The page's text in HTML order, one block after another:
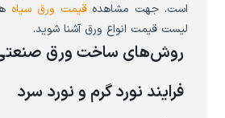
است. جهت مشاهدهقیمت ورق سیاه
لیست قیمت انواع ورق آشنا شوید.
روش‌های ساخت ورق
فرایند نورد گرم و نورد سرد